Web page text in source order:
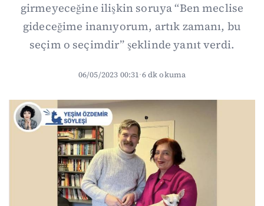
girmeyeceğine ilişkin soruya “Ben meclise
gideceğime inanıyorum, artık zamanı, bu
seçim o seçimdir” şeklinde yanıt verdi.
06/05/2023 00:31·6 dk okuma